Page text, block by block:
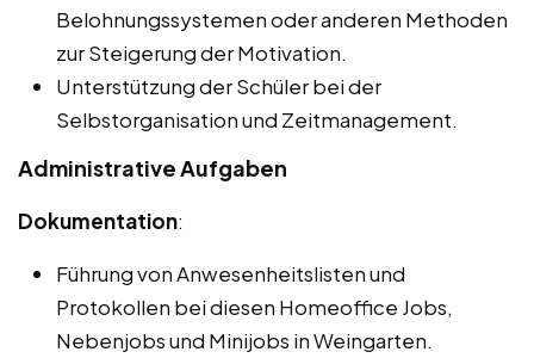
Belohnungssystemen oder anderen Methoden
zur Steigerung der Motivation.
Unterstützung der Schüler bei der
Selbstorganisation und Zeitmanagement.
Administrative Aufgaben
Dokumentation:
Führung von Anwesenheitslisten und
Protokollen bei diesen Homeoffice Jobs,
Nebenjobs und Minijobs in Weingarten.